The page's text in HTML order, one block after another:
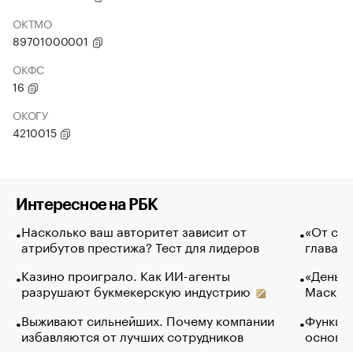
ОКТМО
89701000001
ОКФС
16
ОКОГУ
4210015
Интересное на РБК
Насколько ваш авторитет зависит от
атрибутов престижа? Тест для лидеров
Казино проиграло. Как ИИ-агенты
разрушают букмекерскую индустрию
Выживают сильнейших. Почему компании
избавляются от лучших сотрудников
«От
глава
Маск в
основ